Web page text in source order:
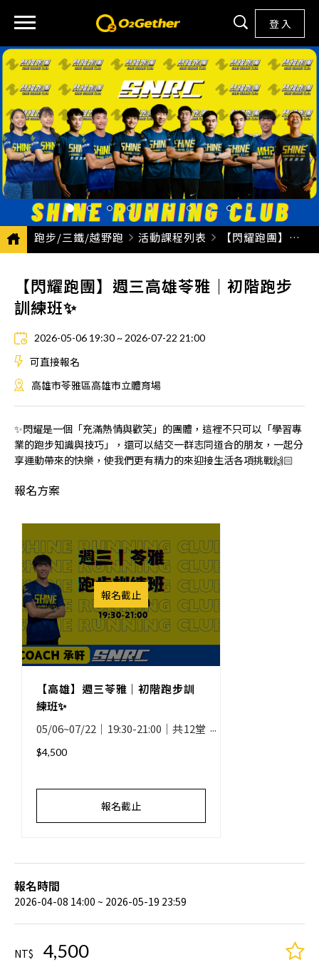
登 入
跑步/三鐵/越野跑 活動課程列表 CURRENT: 【閃耀跑團】週三高雄苓雅｜初階跑步訓練班✨
【閃耀跑團】週三高雄苓雅｜初階跑步
訓練班✨
2026-05-06 19:30 ~ 2026-07-22 21:00
可直接報名
高雄市苓雅區高雄市立體育場
✨閃耀是一個「充滿熱情與歡笑」的團體，這裡不只可以「學習專
業的跑步知識與技巧」，還可以結交一群志同道合的朋友，一起分
享運動帶來的快樂，使我們更有精力的來迎接生活各項挑戰🙌🏻
報名方案
報名截止
【高雄】週三苓雅｜初階跑步訓
練班✨
05/06~07/22｜19:30-21:00｜共12堂
課
$4,500
報名截止
報名時間
2026-04-08 14:00 ~ 2026-05-19 23:59
NT$ 4,500